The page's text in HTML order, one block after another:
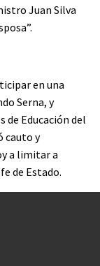
Juan Silva
en una
Serna, y
de Educación del
cauto y
a limitar a
de Estado.